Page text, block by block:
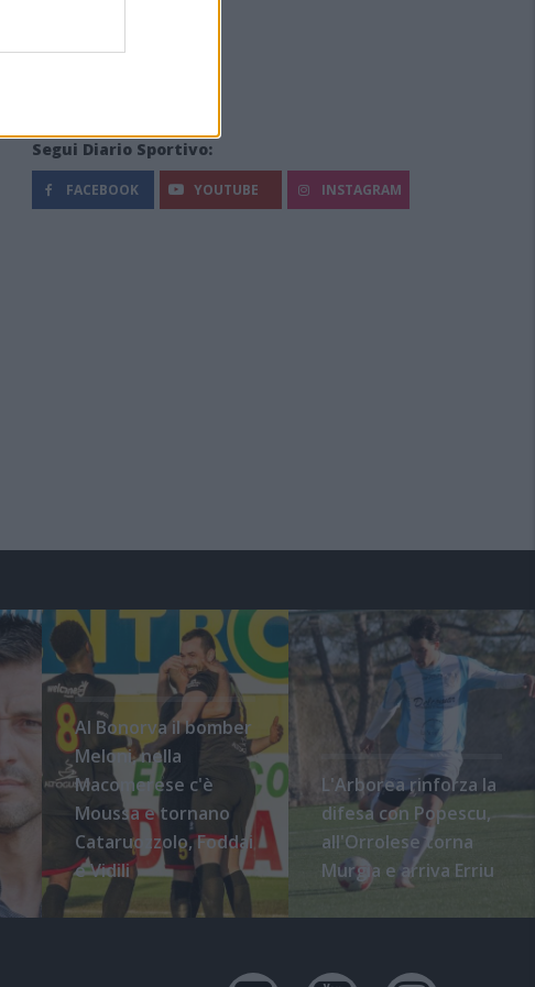
Segui Diario Sportivo:
FACEBOOK YOUTUBE INSTAGRAM
Al Bonorva il bomber
Meloni, nella
Macomerese c'è
Moussa e tornano
Cataruozzolo, Foddai
e Vidili
L'Arborea rinforza la
difesa con Popescu,
all'Orrolese torna
Murgia e arriva Erriu